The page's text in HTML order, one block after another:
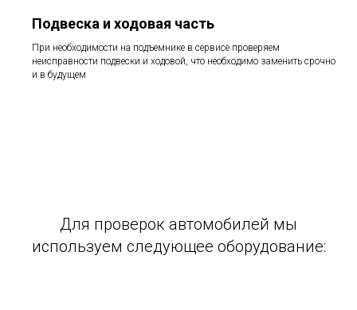
Подвеска и ходовая часть
При необходимости на подъемнике в сервисе проверяем
неисправности подвески и ходовой, что необходимо заменить срочно
и в будущем
Для проверок автомобилей мы
используем следующее оборудование: